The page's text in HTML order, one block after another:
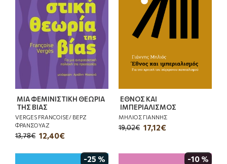
ΜΙΑ ΦΕΜΙΝΙΣΤΙΚΗ ΘΕΩΡΙΑ
ΤΗΣ ΒΙΑΣ
VERGES FRANCOISE/ ΒΕΡΖ
ΦΡΑΝΣΟΥΑΖ
12,40€
13,78€
ΕΘΝΟΣ ΚΑΙ
ΙΜΠΕΡΙΑΛΙΣΜΟΣ
ΜΗΛΙΟΣ ΓΙΑΝΝΗΣ
17,12€
19,02€
-25 % -10 %